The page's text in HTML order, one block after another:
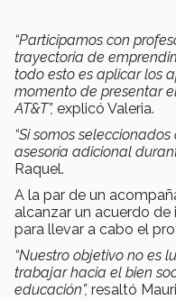
“Participamos con
trayectoria de
todo esto es aplicar los
momento de presentar
AT&T”, explicó Valeria.
“Si somos
asesoría adicional
Raquel.
A la par de un
alcanzar un acuerdo
para llevar a cabo el
“Nuestro objetivo no es
trabajar hacia el bien
educación”, resaltó